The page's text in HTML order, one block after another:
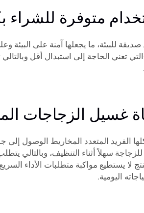
متوفرة للشراء
للبيئة، ما يجعلها آمنة على
تعني الحاجة إلى استبدال أقل وبالتالي
الزجاجات
المتعدد المخاريط الوصول إلى
سهلاً أثناء التنظيف، وبالتالي
لا يستطيع مواكبة متطلبات الأداء
اليومية.